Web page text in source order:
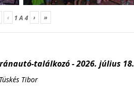
‹ 1A 4 › »
találkozó - 2026. július 18.
Tibor